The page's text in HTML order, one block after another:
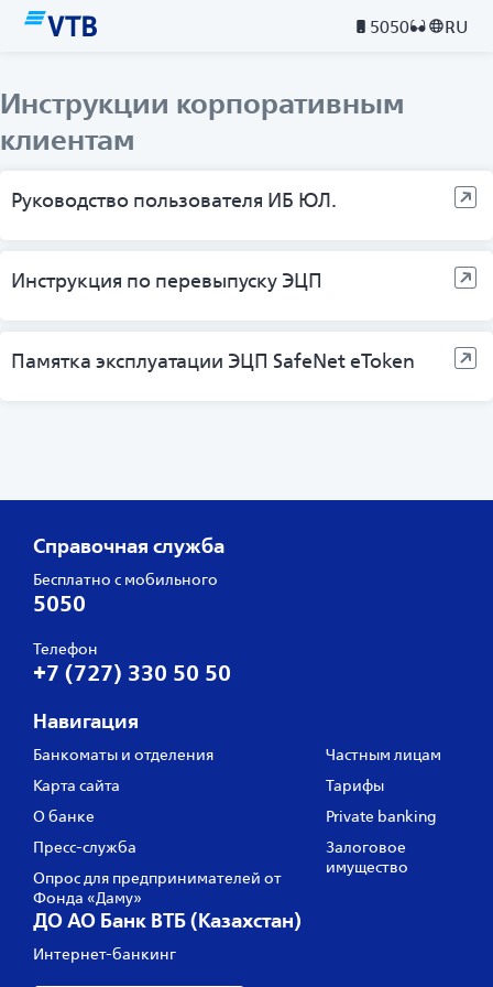
5050 RU
Инструкции корпоративным
клиентам
Руководство пользователя ИБ ЮЛ.
Инструкция по перевыпуску ЭЦП
Памятка эксплуатации ЭЦП SafeNet eToken
Справочная служба
Бесплатно с мобильного
5050
Телефон
+7 (727) 330 50 50
Навигация
Банкоматы и отделения
Карта сайта
О банке
Пресс‑служба
Опрос для предпринимателей от
Фонда «Даму»
Частным лицам
Тарифы
Private banking
Залоговое
имущество
ДО АО Банк ВТБ (Казахстан)
Интернет-банкинг